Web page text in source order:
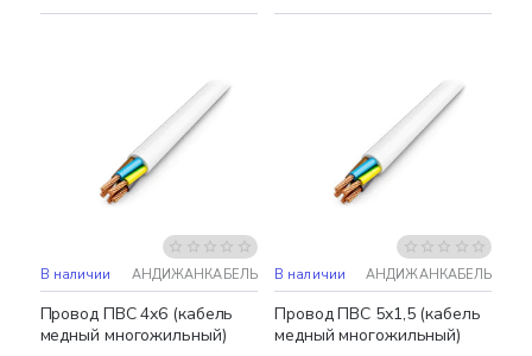
В наличии АНДИЖАНКАБЕЛЬ
Провод ПВС 4х6 (кабель
медный многожильный)
В наличии АНДИЖАНКАБЕЛЬ
Провод ПВС 5х1,5 (кабель
медный многожильный)